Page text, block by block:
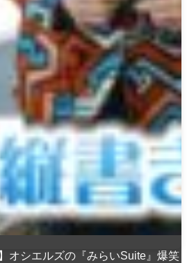
オシエルズの『みらいSuite』爆笑